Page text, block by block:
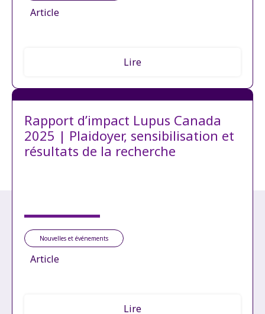
Article
Lire
Rapport d’impact Lupus Canada
2025 | Plaidoyer, sensibilisation et
résultats de la recherche
Nouvelles et événements
Article
Lire